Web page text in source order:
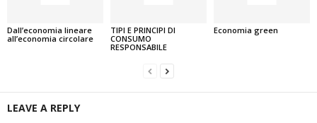
Dall’economia lineare
all’economia circolare
TIPI E PRINCIPI DI
CONSUMO
RESPONSABILE
Economia green
LEAVE A REPLY